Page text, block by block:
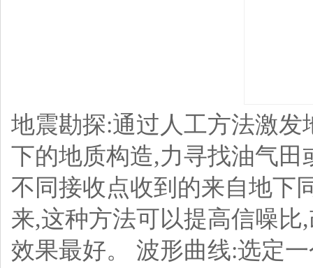
地震勘探:通过人工方法激
下的地质构造,力寻找油气
不同接收点收到的来自地下
来,这种方法可以提高信噪
效果最好。 波形曲线:选定